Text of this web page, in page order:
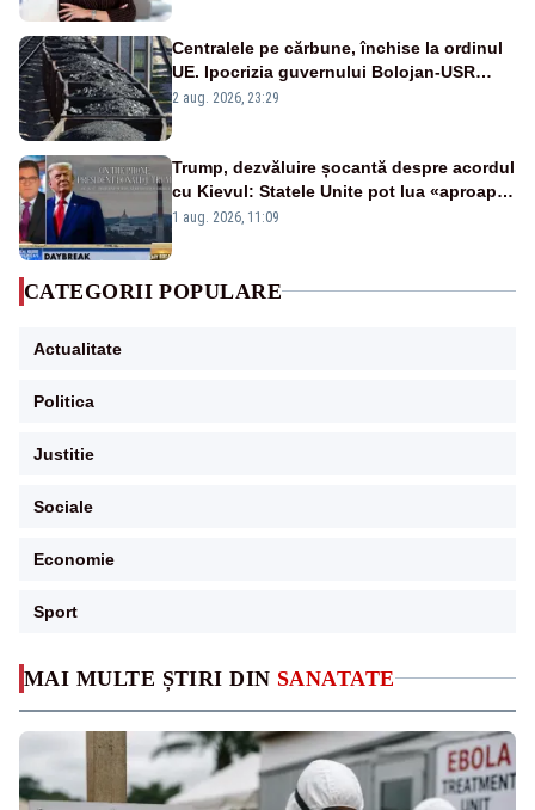
MAI MULTE ȘTIRI DIN SANATATE
Centralele pe cărbune, închise la ordinul
UE. Ipocrizia guvernului Bolojan-USR
după starea de alertă
2 aug. 2026, 23:29
Trump, dezvăluire șocantă despre acordul
cu Kievul: Statele Unite pot lua «aproape
tot ce vor» din minele Ucrainei”
1 aug. 2026, 11:09
CATEGORII POPULARE
Actualitate
Politica
Justitie
Sociale
Economie
Sport